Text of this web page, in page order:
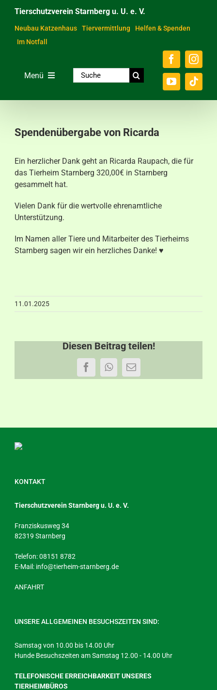
Inhalt
springen
Tierschutzverein Starnberg u. U. e. V.
Neubau Katzenhaus Tiervermittlung
Helfen & Spenden
Im Notfall
Menü
Über das Tierheim
Helfen & Spenden
Der Verein
Ratgeber & Service
Kontakt
Suche
nach:
Spendenübergabe von Ricarda
Ein herzlicher Dank geht an Ricarda Raupach, die für
das Tierheim Starnberg 320,00€ in Starnberg
gesammelt hat.
Vielen Dank für die wertvolle ehrenamtliche
Unterstützung.
Im Namen aller Tiere und Mitarbeiter des Tierheims
Starnberg sagen wir ein herzliches Danke! ♥
11.01.2025
Diesen Beitrag teilen!
FacebookWhatsApp
E-
Mail
KONTAKT
Tierschutzverein Starnberg u. U. e. V.
Franziskusweg 34
82319 Starnberg
Telefon: 08151 8782
E-Mail: info@tierheim-starnberg.de
ANFAHRT
UNSERE ALLGEMEINEN BESUCHSZEITEN SIND:
Samstag von 10.00 bis 14.00 Uhr
Hunde Besuchszeiten am Samstag 12.00 - 14.00 Uhr
TELEFONISCHE ERREICHBARKEIT UNSERES
TIERHEIMBÜROS